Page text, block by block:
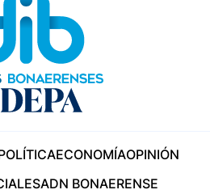
ECONOMÍAOPINIÓN
ADN BONAERENSE